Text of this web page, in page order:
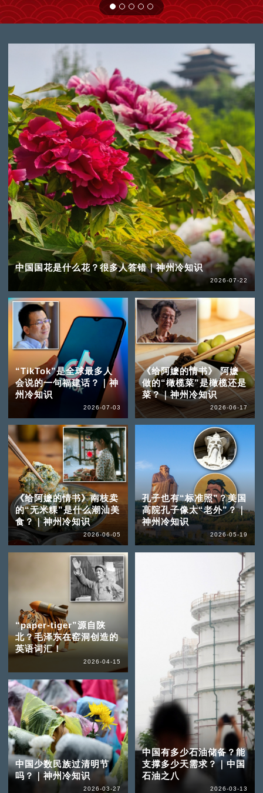
中国国花是什么花？很多人答错｜神州冷知识
2026-07-22
“TikTok”是全球最多人
会说的一句福建话？｜神
州冷知识
2026-07-03
《给阿嬷的情书》 阿嬷
做的“橄榄菜”是橄榄还是
菜？｜神州冷知识
2026-06-17
《给阿嬷的情书》南枝卖
的“无米粿”是什么潮汕美
食？｜神州冷知识
2026-06-05
孔子也有“标准照”？美国
高院孔子像太“老外”？｜
神州冷知识
2026-05-19
“paper-tiger”源自陕
北？毛泽东在窑洞创造的
英语词汇！
2026-04-15
中国少数民族过清明节
吗？｜神州冷知识
2026-03-27
中国有多少石油储备？能
支撑多少天需求？｜中国
石油之八
2026-03-13